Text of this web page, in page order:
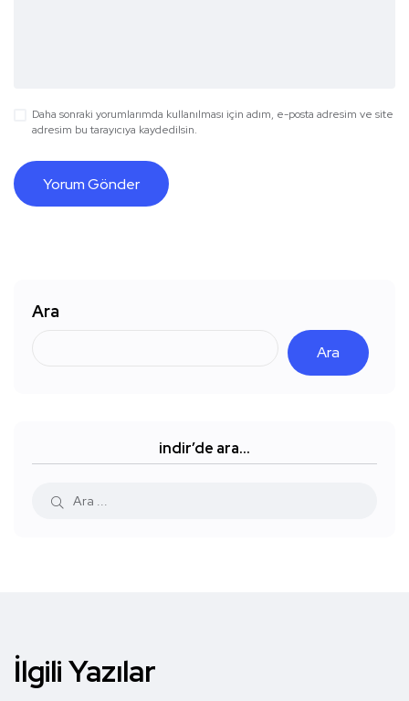
Daha sonraki yorumlarımda kullanılması için adım, e-posta adresim ve site
adresim bu tarayıcıya kaydedilsin.
Ara
Ara
indir’de ara…
İlgili Yazılar